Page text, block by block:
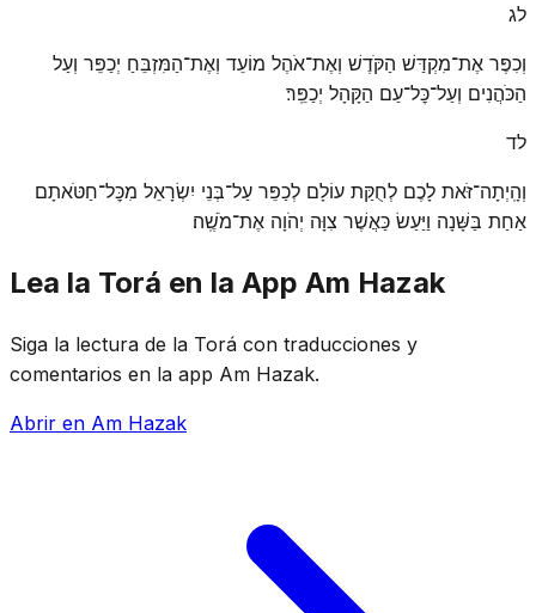
לג
וְכִפֶּר אֶת־מִקְדַּשׁ הַקֹּדֶשׁ וְאֶת־אֹהֶל מוֹעֵד וְאֶת־הַמִּזְבֵּחַ יְכַפֵּר וְעַל
הַכֹּהֲנִים וְעַל־כׇּל־עַם הַקָּהָל יְכַפֵּֽר׃
לד
וְהָֽיְתָה־זֹּאת לָכֶם לְחֻקַּת עוֹלָם לְכַפֵּר עַל־בְּנֵי יִשְׂרָאֵל מִכׇּל־חַטֹּאתָם
אַחַת בַּשָּׁנָה וַיַּעַשׂ כַּאֲשֶׁר צִוָּה יְהֹוָה אֶת־מֹשֶֽׁה׃
Lea la Torá en la App Am Hazak
Siga la lectura de la Torá con traducciones y
comentarios en la app Am Hazak.
Abrir en Am Hazak